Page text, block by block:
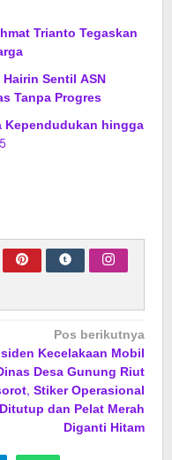
Trianto Tegaskan
Sentil ASN
Tanpa Progres
Kependudukan hingga
Pos berikutnya
Kecelakaan Mobil
Desa Gunung Riut
Stiker Operasional
Ditutup dan Pelat Merah
Diganti Hitam